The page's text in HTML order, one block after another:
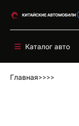
Каталог авто
Главная